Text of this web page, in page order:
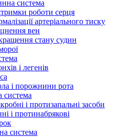
система
роботи серця
артеріального тиску
вен
стану судин
і легенів
і порожнини рота
система
і протизапальні засоби
і протинабрякові
система